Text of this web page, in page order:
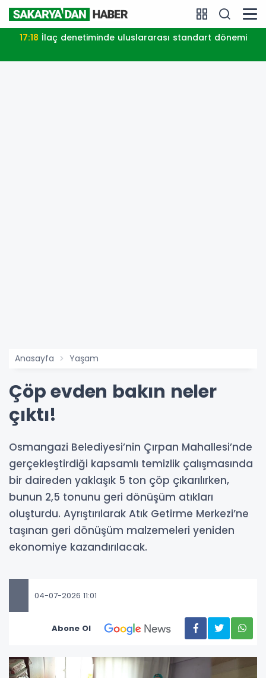
17:39 Kocaeli'de kırsal mahalleye modern yol
Anasayfa Yaşam
Çöp evden bakın neler
çıktı!
Osmangazi Belediyesi’nin Çırpan Mahallesi’nde
gerçekleştirdiği kapsamlı temizlik çalışmasında
bir daireden yaklaşık 5 ton çöp çıkarılırken,
bunun 2,5 tonunu geri dönüşüm atıkları
oluşturdu. Ayrıştırılarak Atık Getirme Merkezi’ne
taşınan geri dönüşüm malzemeleri yeniden
ekonomiye kazandırılacak.
04-07-2026 11:01
Abone Ol